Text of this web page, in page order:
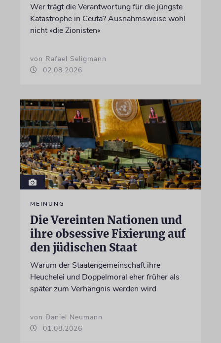
Wer trägt die Verantwortung für die jüngste
Katastrophe in Ceuta? Ausnahmsweise wohl
nicht »die Zionisten«
von Rafael Seligmann
02.08.2026
MEINUNG
Die Vereinten Nationen und
ihre obsessive Fixierung auf
den jüdischen Staat
Warum der Staatengemeinschaft ihre
Heuchelei und Doppelmoral eher früher als
später zum Verhängnis werden wird
von Daniel Neumann
01.08.2026